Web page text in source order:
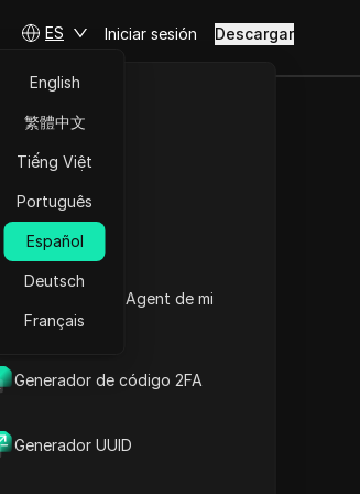
Cuál es el User Agent de mi
navegador
Generador de código 2FA
Generador UUID
ES
English
繁體中文
Tiếng Việt
Português
Español
Deutsch
Français
Iniciar sesión Descargar